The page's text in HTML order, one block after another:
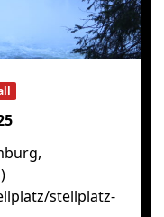
stellplatz-